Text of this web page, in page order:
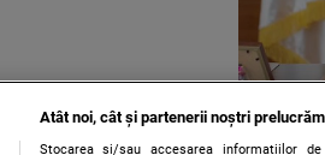
Atât noi, cât și partenerii noștri
Stocarea și/sau accesarea informațiilor